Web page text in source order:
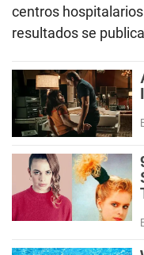
centros
resultados se